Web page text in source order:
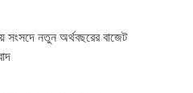
সংসদে নতুন অর্থবছরের বাজেট